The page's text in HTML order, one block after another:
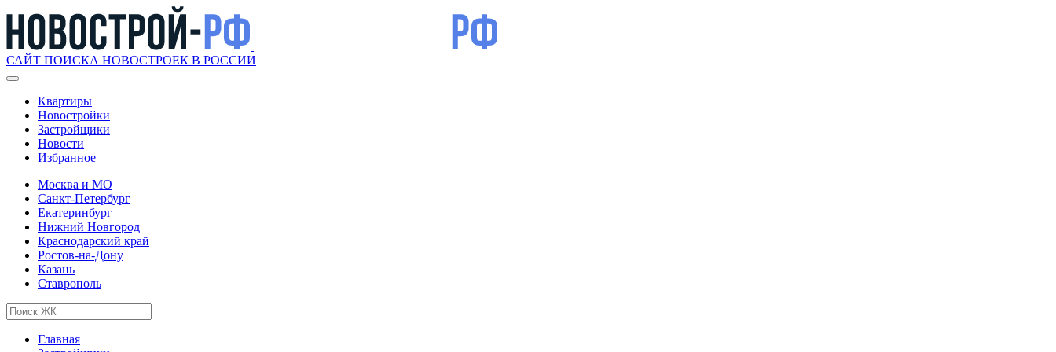
САЙТ ПОИСКА НОВОСТРОЕК В РОССИИ
Квартиры
Новостройки
Застройщики
Новости
Избранное
Москва и МО
Санкт-Петербург
Екатеринбург
Нижний Новгород
Краснодарский край
Ростов-на-Дону
Казань
Ставрополь
Главная